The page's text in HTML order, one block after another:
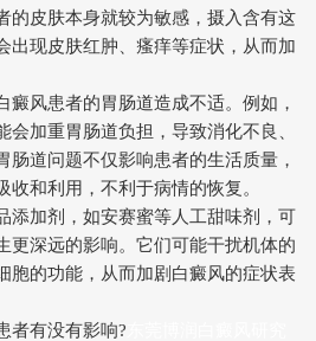
的皮肤本身就较为敏感，摄入含有这
出现皮肤红肿、瘙痒等症状，从而加
风患者的胃肠道造成不适。例如，
会加重胃肠道负担，导致消化不良、
肠道问题不仅影响患者的生活质量，
和利用，不利于病情的恢复。
加剂，如安赛蜜等人工甜味剂，可
更深远的影响。它们可能干扰机体的
胞的功能，从而加剧白癜风的症状表
有没有影响?